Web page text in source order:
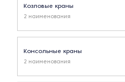
Козловые краны
2 наименования
Консольные краны
2 наименования